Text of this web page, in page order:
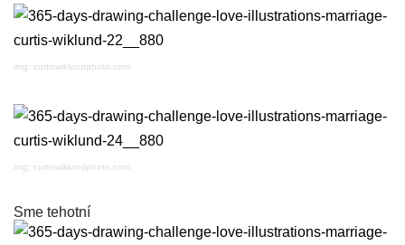
img: curtiswiklundphoto.com
img: curtiswiklundphoto.com
Sme tehotní